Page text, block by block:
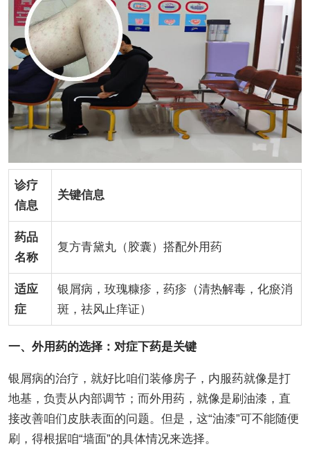
诊疗
信息
关键信息
药品
名称
复方青黛丸（胶囊）搭配外用药
适应
症
银屑病，玫瑰糠疹，药疹（清热解毒，化瘀消
斑，祛风止痒证）
一、外用药的选择：对症下药是关键
银屑病的治疗，就好比咱们装修房子，内服药就像是打
地基，负责从内部调节；而外用药，就像是刷油漆，直
接改善咱们皮肤表面的问题。但是，这“油漆”可不能随便
刷，得根据咱“墙面”的具体情况来选择。